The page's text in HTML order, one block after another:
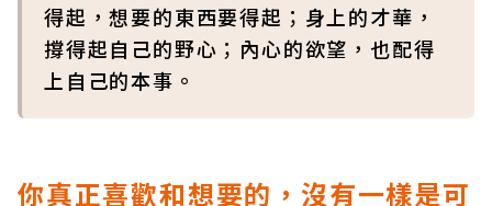
得起，想要的東西要得起；身上的才華，
撐得起自己的野心；內心的欲望，也配得
上自己的本事。
你真正喜歡和想要的，沒有一樣是可